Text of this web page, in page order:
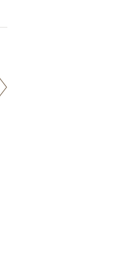
Maldives à la Carte propose tous